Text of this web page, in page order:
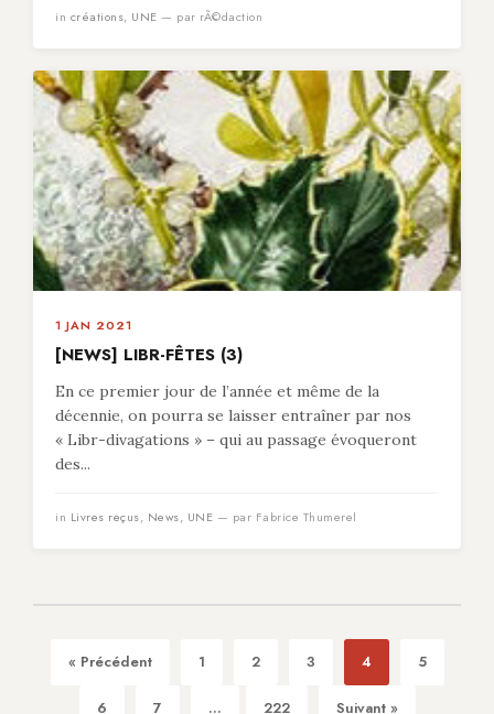
in créations, UNE — par rÃ©daction
1 JAN 2021
[NEWS] LIBR-FÊTES (3)
En ce premier jour de l’année et même de la
décennie, on pourra se laisser entraîner par nos
« Libr-divagations » – qui au passage évoqueront
des...
in Livres reçus, News, UNE — par Fabrice Thumerel
« Précédent 1 2 3 4 5
6 7 ... 222 Suivant »